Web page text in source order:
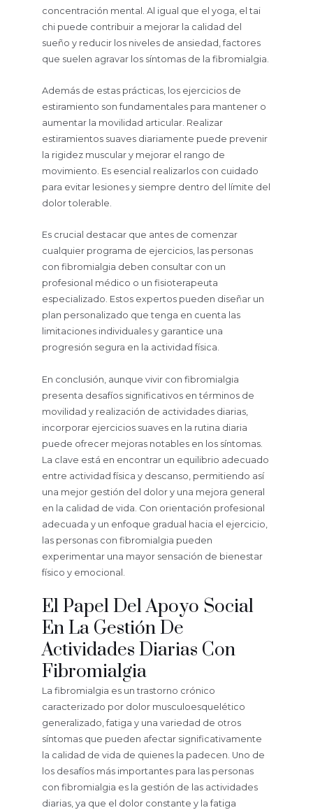
concentración mental. Al igual que el yoga, el tai
chi puede contribuir a mejorar la calidad del
sueño y reducir los niveles de ansiedad, factores
que suelen agravar los síntomas de la fibromialgia.
Además de estas prácticas, los ejercicios de
estiramiento son fundamentales para mantener o
aumentar la movilidad articular. Realizar
estiramientos suaves diariamente puede prevenir
la rigidez muscular y mejorar el rango de
movimiento. Es esencial realizarlos con cuidado
para evitar lesiones y siempre dentro del límite del
dolor tolerable.
Es crucial destacar que antes de comenzar
cualquier programa de ejercicios, las personas
con fibromialgia deben consultar con un
profesional médico o un fisioterapeuta
especializado. Estos expertos pueden diseñar un
plan personalizado que tenga en cuenta las
limitaciones individuales y garantice una
progresión segura en la actividad física.
En conclusión, aunque vivir con fibromialgia
presenta desafíos significativos en términos de
movilidad y realización de actividades diarias,
incorporar ejercicios suaves en la rutina diaria
puede ofrecer mejoras notables en los síntomas.
La clave está en encontrar un equilibrio adecuado
entre actividad física y descanso, permitiendo así
una mejor gestión del dolor y una mejora general
en la calidad de vida. Con orientación profesional
adecuada y un enfoque gradual hacia el ejercicio,
las personas con fibromialgia pueden
experimentar una mayor sensación de bienestar
físico y emocional.
El Papel Del Apoyo Social
En La Gestión De
Actividades Diarias Con
Fibromialgia
La fibromialgia es un trastorno crónico
caracterizado por dolor musculoesquelético
generalizado, fatiga y una variedad de otros
síntomas que pueden afectar significativamente
la calidad de vida de quienes la padecen. Uno de
los desafíos más importantes para las personas
con fibromialgia es la gestión de las actividades
diarias, ya que el dolor constante y la fatiga